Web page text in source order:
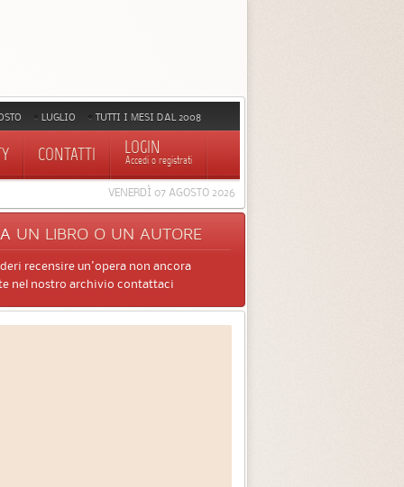
LUGLIO TUTTI I MESI DAL 2008
CONTATTI LOGIN
Accedi o registrati
VENERDÌ 07 AGOSTO 2026
UN LIBRO O UN AUTORE
recensire un'opera non ancora
nel nostro archivio contattaci